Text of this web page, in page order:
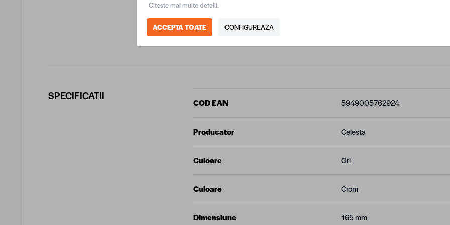
Finisajul bateriei reprezinta haina supusa stresului de aceea, aceasta a fost proiectata
mediu, care provoaca distrugerea produsului.
SPECIFICATII
COD EAN 5949005762924
Producator Celesta
Culoare Gri
Culoare Crom
Dimensiune 165 mm
Citeste mai multe detalii.
ACCEPTA TOATE CONFIGUREAZA